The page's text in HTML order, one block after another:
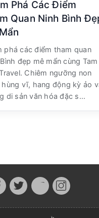
Phá Các Điểm
Quan Ninh Bình
phá các điểm tham quan
đẹp mê mẩn cùng Tam
Chiêm ngưỡng non
hùng vĩ, hang động kỳ ảo
di sản văn hóa đặc s...